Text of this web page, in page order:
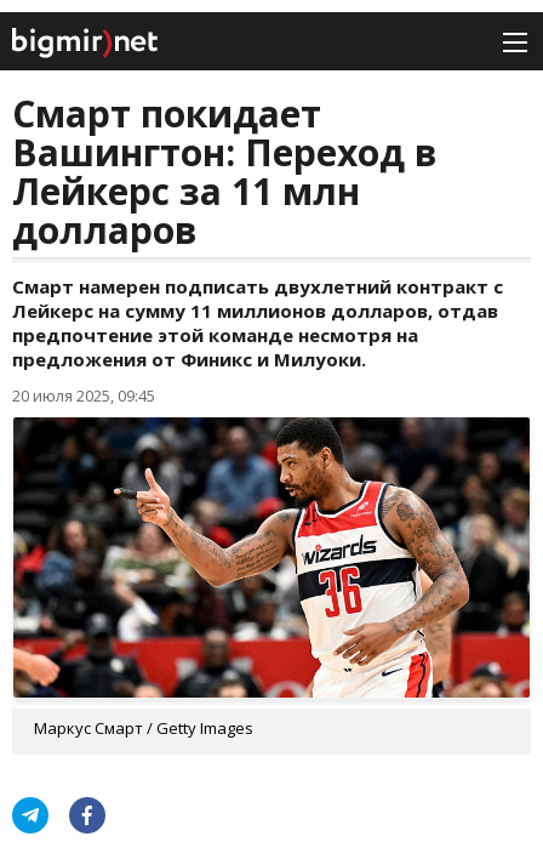
Смарт покидает
Вашингтон: Переход в
Лейкерс за 11 млн
долларов
Смарт намерен подписать двухлетний контракт с
Лейкерс на сумму 11 миллионов долларов, отдав
предпочтение этой команде несмотря на
предложения от Финикс и Милуоки.
20 июля 2025, 09:45
Маркус Смарт / Getty Images